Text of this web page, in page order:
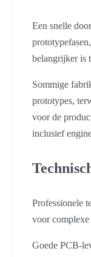
Een snelle
belangrijker is
Sommige
prototypes,
voor de
inclusief
Professionele
voor
Goede PCB-